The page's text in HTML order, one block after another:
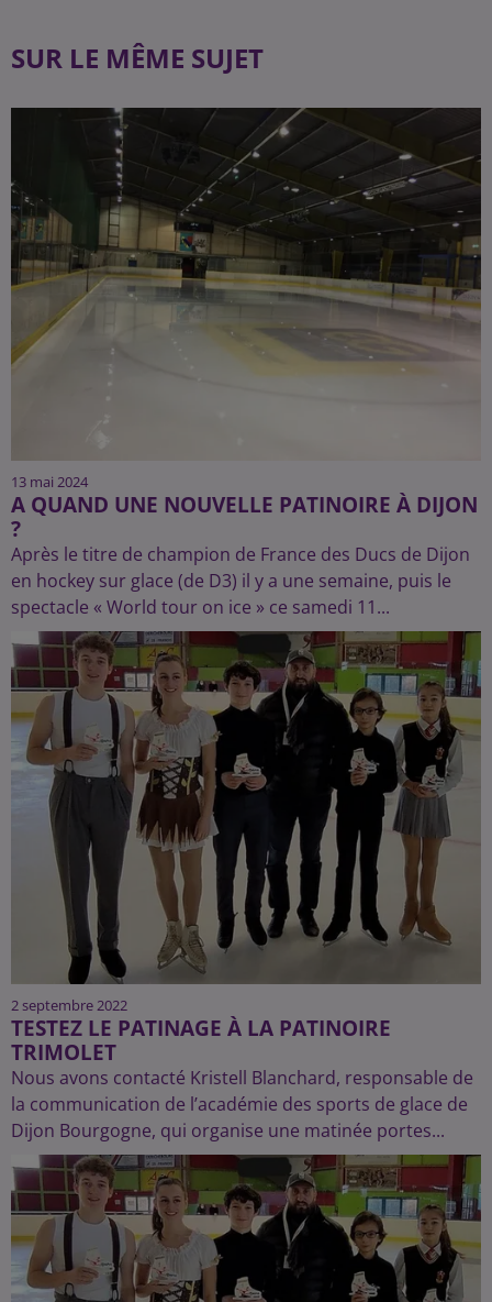
SUR LE MÊME SUJET
13 mai 2024
A QUAND UNE NOUVELLE PATINOIRE À DIJON
?
Après le titre de champion de France des Ducs de Dijon
en hockey sur glace (de D3) il y a une semaine, puis le
spectacle « World tour on ice » ce samedi 11...
2 septembre 2022
TESTEZ LE PATINAGE À LA PATINOIRE
TRIMOLET
Nous avons contacté Kristell Blanchard, responsable de
la communication de l’académie des sports de glace de
Dijon Bourgogne, qui organise une matinée portes...